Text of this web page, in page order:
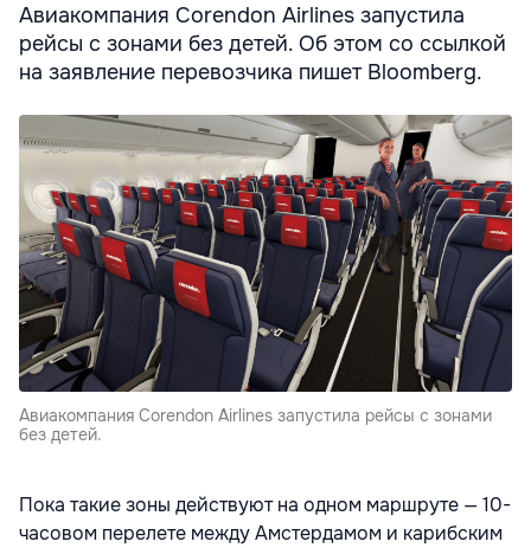
Авиакомпания Corendon Airlines запустила
рейсы с зонами без детей. Об этом со ссылкой
на заявление перевозчика пишет Bloomberg.
Авиакомпания Corendon Airlines запустила рейсы с зонами
без детей.
Пока такие зоны действуют на одном маршруте — 10-
часовом перелете между Амстердамом и карибским